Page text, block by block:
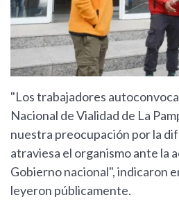
"Los trabajadores
Nacional de Vialidad de La
nuestra preocupación por la
atraviesa el organismo ante la
Gobierno nacional", indicaron
leyeron públicamente.